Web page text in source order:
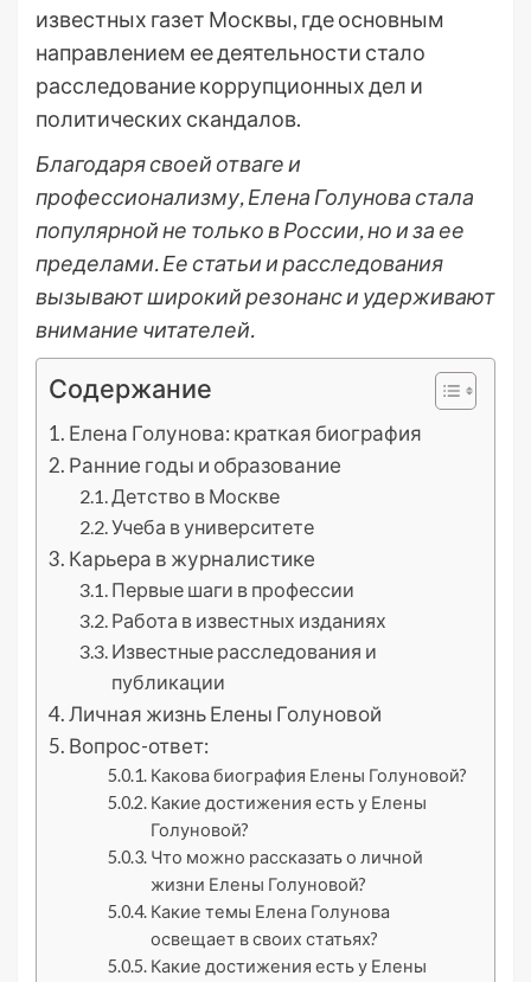
известных газет Москвы, где основным
направлением ее деятельности стало
расследование коррупционных дел и
политических скандалов.
Благодаря своей отваге и
профессионализму, Елена Голунова стала
популярной не только в России, но и за ее
пределами. Ее статьи и расследования
вызывают широкий резонанс и удерживают
внимание читателей.
Содержание
Елена Голунова: краткая биография
Ранние годы и образование
Детство в Москве
Учеба в университете
Карьера в журналистике
Первые шаги в профессии
Работа в известных изданиях
Известные расследования и
публикации
Личная жизнь Елены Голуновой
Вопрос-ответ:
Какова биография Елены Голуновой?
Какие достижения есть у Елены
Голуновой?
Что можно рассказать о личной
жизни Елены Голуновой?
Какие темы Елена Голунова
освещает в своих статьях?
Какие достижения есть у Елены